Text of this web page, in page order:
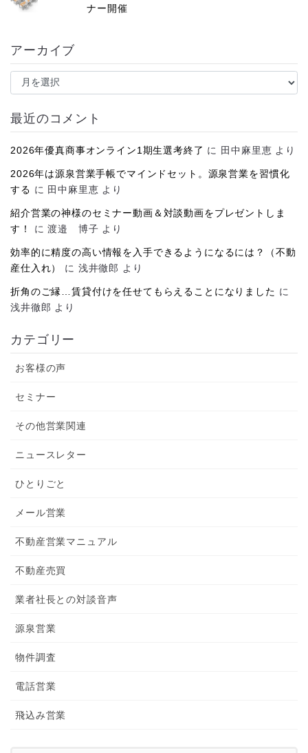
ナー開催
アーカイブ
ア
イ
ブ
最近のコメント
2026年優真商事オンライン1期生選考終了 に 田中麻里恵 より
2026年は源泉営業手帳でマインドセット。源泉営業を習慣化
する に 田中麻里恵 より
紹介営業の神様のセミナー動画＆対談動画をプレゼントしま
す！
に渡邉 博子 より
効率的に精度の高い情報を入手できるようになるには？（不動
産仕入れ）
に 浅井徹郎 より
折角のご縁…賃貸付けを任せてもらえることになりました に
浅井徹郎 より
カテゴリー
お客様の声
セミナー
その他営業関連
ニュースレター
ひとりごと
メール営業
不動産営業マニュアル
不動産売買
業者社長との対談音声
源泉営業
物件調査
電話営業
飛込み営業